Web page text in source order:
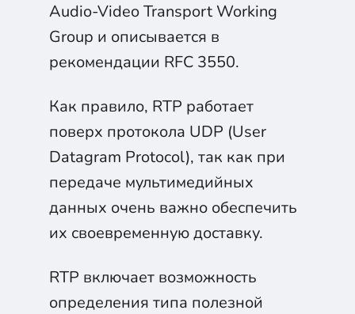
Audio-Video Transport Working
Group и описывается в
рекомендации RFC 3550.
Как правило, RTP работает
поверх протокола UDP (User
Datagram Protocol), так как при
передаче мультимедийных
данных очень важно обеспечить
их своевременную доставку.
RTP включает возможность
определения типа полезной